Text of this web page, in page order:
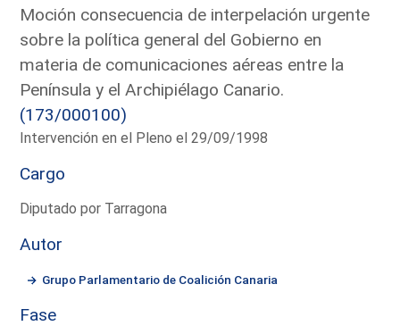
Moción consecuencia de interpelación urgente
sobre la política general del Gobierno en
materia de comunicaciones aéreas entre la
Península y el Archipiélago Canario.
(173/000100)
Intervención en el Pleno el 29/09/1998
Cargo
Diputado por Tarragona
Autor
Grupo Parlamentario de Coalición Canaria
Fase